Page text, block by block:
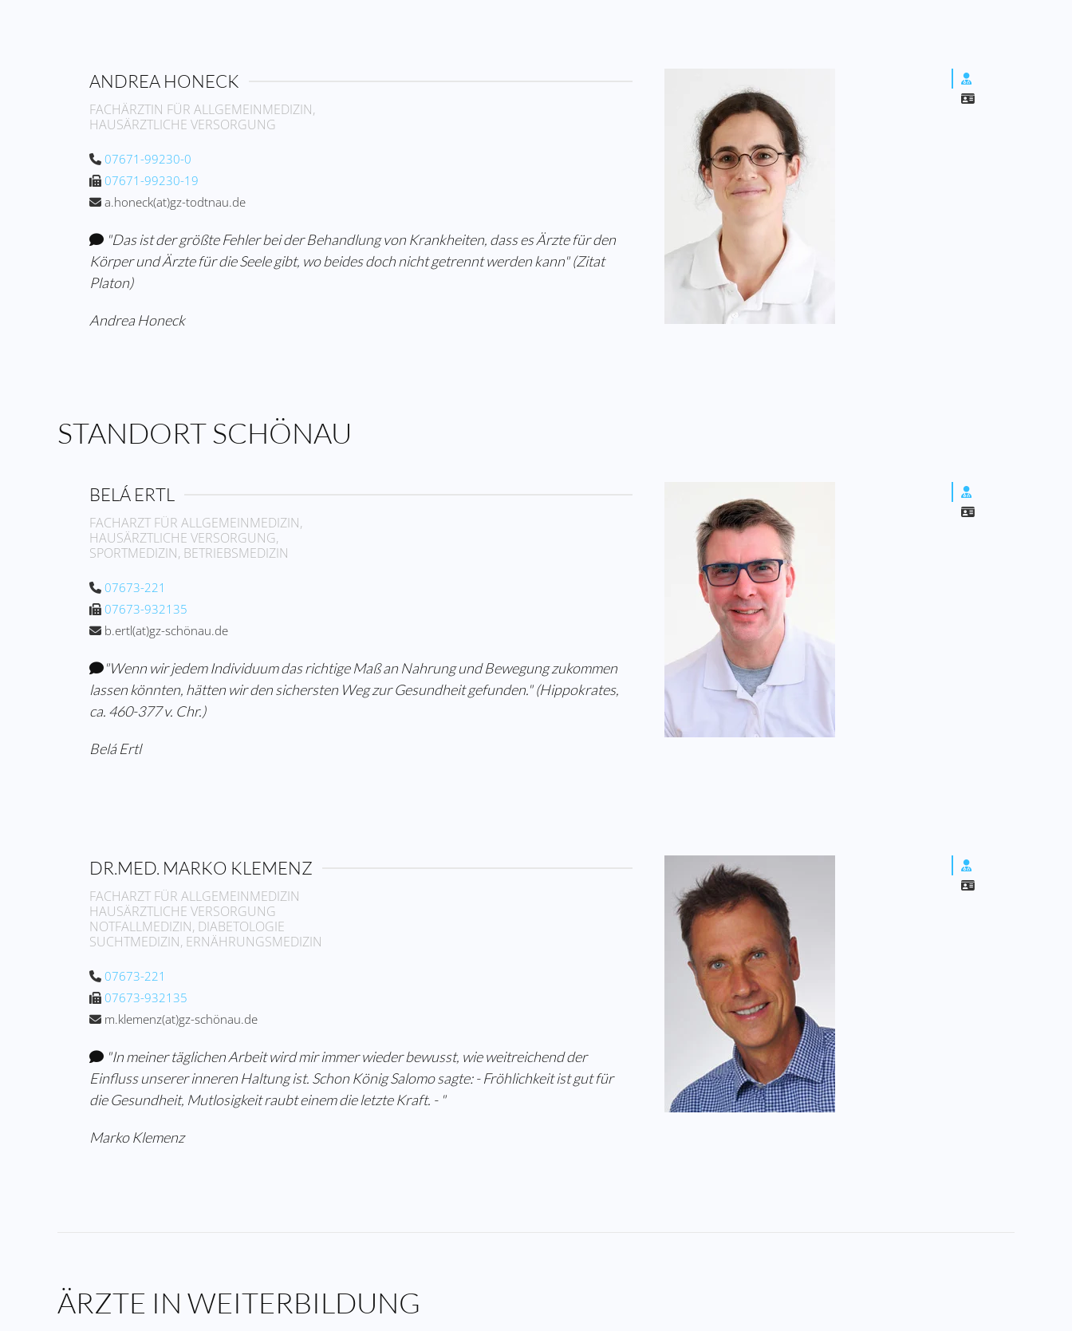
ANDREA HONECK
FACHÄRZTIN FÜR ALLGEMEINMEDIZIN,
HAUSÄRZTLICHE VERSORGUNG
07671-99230-0
07671-99230-19
a.honeck(at)gz-todtnau.de
"Das ist der größte Fehler bei der Behandlung von Krankheiten, dass es Ärzte für den
Körper und Ärzte für die Seele gibt, wo beides doch nicht getrennt werden kann" (Zitat
Platon)
Andrea Honeck
STANDORT SCHÖNAU
BELÁ ERTL
FACHARZT FÜR ALLGEMEINMEDIZIN,
HAUSÄRZTLICHE VERSORGUNG,
SPORTMEDIZIN, BETRIEBSMEDIZIN
07673-221
07673-932135
b.ertl(at)gz-schönau.de
"Wenn wir jedem Individuum das richtige Maß an Nahrung undBewegungzukommen
lassen könnten, hätten wir den sichersten Weg zurGesundheitgefunden." (Hippokrates,
ca. 460-377 v. Chr.)
Belá Ertl
DR.MED. MARKO KLEMENZ
FACHARZT FÜR ALLGEMEINMEDIZIN
HAUSÄRZTLICHE VERSORGUNG
NOTFALLMEDIZIN, DIABETOLOGIE
SUCHTMEDIZIN, ERNÄHRUNGSMEDIZIN
07673-221
07673-932135
m.klemenz(at)gz-schönau.de
"In meiner täglichen Arbeit wird mir immer wieder bewusst, wie weitreichend der
Einfluss unserer inneren Haltung ist. Schon König Salomo sagte: - Fröhlichkeit ist gut für
die Gesundheit, Mutlosigkeit raubt einem die letzte Kraft. - "
Marko Klemenz
ÄRZTE IN WEITERBILDUNG